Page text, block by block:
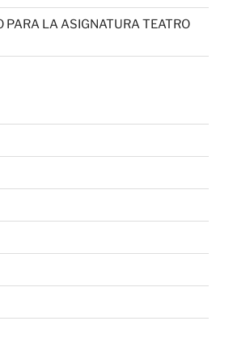
PARA LA ASIGNATURA TEATRO